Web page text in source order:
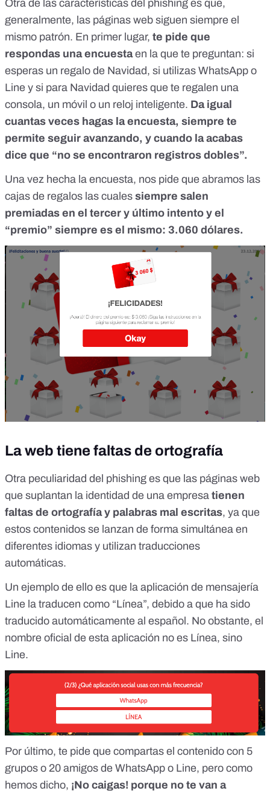
Otra de las características del phishing es que,
generalmente, las páginas web siguen siempre el
mismo patrón. En primer lugar, te pide que
respondas una encuestaen la que te preguntan: si
esperas un regalo de Navidad, si utilizas WhatsApp o
Line y si para Navidad quieres que te regalen una
consola, un móvil o un reloj inteligente. Da igual
cuantas veces hagas la encuesta, siempre te
permite seguir avanzando, y cuando la acabas
dice que “no se encontraron registros dobles”.
Una vez hecha la encuesta, nos pide que abramos las
cajas de regalos las cuales siempre salen
premiadas en el tercer y último intento y el
“premio” siempre es el mismo: 3.060 dólares.
La web tiene faltas de ortografía
Otra peculiaridad del phishing es que las páginas web
que suplantan la identidad de una empresa tienen
faltas de ortografía y palabras mal escritas, ya que
estos contenidos se lanzan de forma simultánea en
diferentes idiomas y utilizan traducciones
automáticas.
Un ejemplo de ello es que la aplicación de mensajería
Line la traducen como “Línea”, debido a que ha sido
traducido automáticamente al español. No obstante, el
nombre oficial de esta aplicación no es Línea, sino
Line.
Por último, te pide que compartas el contenido con 5
grupos o 20 amigos de WhatsApp o Line, pero como
hemos dicho, ¡No caigas! porque no te van a